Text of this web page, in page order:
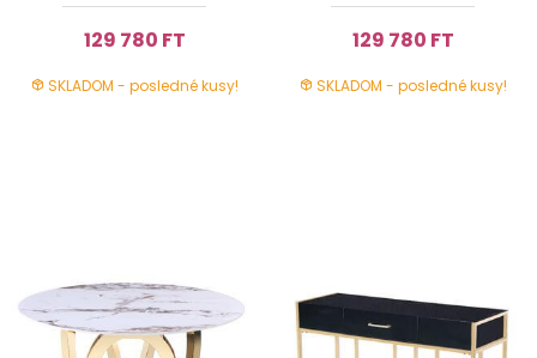
129 780 FT
SKLADOM - posledné kusy!
129 780 FT
SKLADOM - posledné kusy!